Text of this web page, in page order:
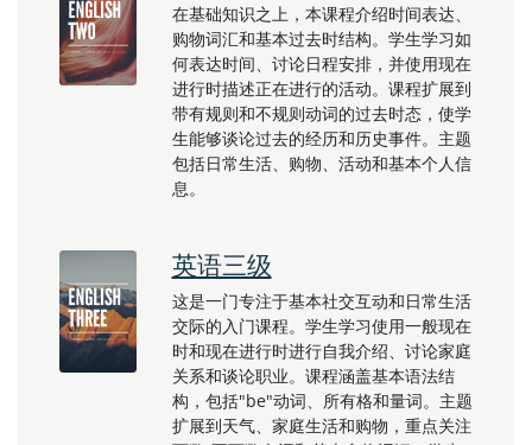
在基础知识之上，本课程介绍时间表达、
购物词汇和基本过去时结构。学生学习如
何表达时间、讨论日程安排，并使用现在
进行时描述正在进行的活动。课程扩展到
带有规则和不规则动词的过去时态，使学
生能够谈论过去的经历和历史事件。主题
包括日常生活、购物、活动和基本个人信
息。
英语三级
这是一门专注于基本社交互动和日常生活
交际的入门课程。学生学习使用一般现在
时和现在进行时进行自我介绍、讨论家庭
关系和谈论职业。课程涵盖基本语法结
构，包括"be"动词、所有格和量词。主题
扩展到天气、家庭生活和购物，重点关注